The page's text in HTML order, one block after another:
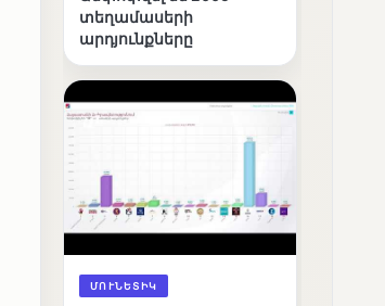
տեղամասերի
արդյունքները
ՄՈՒՆԵՏԻԿ